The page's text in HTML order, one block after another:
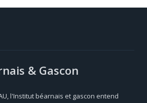
& Gascon
l'Institut béarnais et gascon entend